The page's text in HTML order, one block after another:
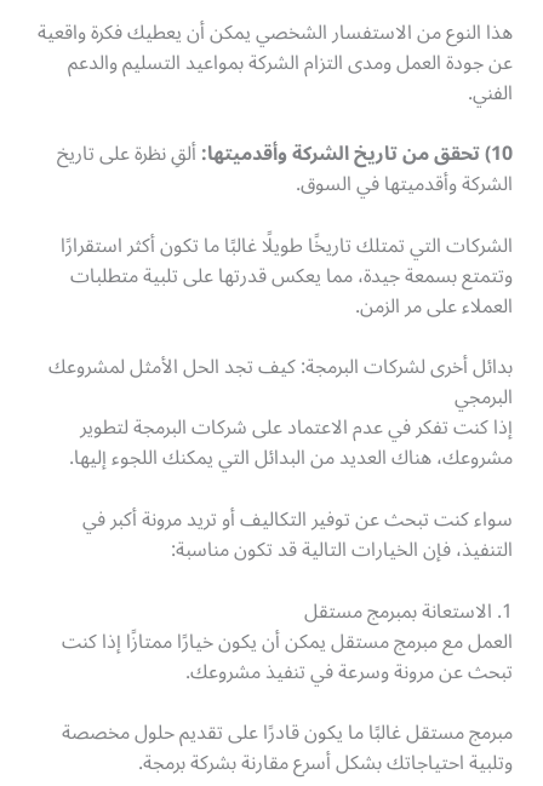
هذا النوع من الاستفسار الشخصي يمكن أن يعطيك فكرة واقعية
عن جودة العمل ومدى التزام الشركة بمواعيد التسليم والدعم
الفني.
10) تحقق من تاريخ الشركة وأقدميتها:
ألقِ نظرة على تاريخ
الشركة وأقدميتها في السوق.
الشركات التي تمتلك تاريخًا طويلًا غالبًا ما تكون أكثر استقرارًا
وتتمتع بسمعة جيدة، مما يعكس قدرتها على تلبية متطلبات
العملاء على مر الزمن.
بدائل أخرى لشركات البرمجة: كيف تجد الحل الأمثل لمشروعك
البرمجي
إذا كنت تفكر في عدم الاعتماد على شركات البرمجة لتطوير
مشروعك، هناك العديد من البدائل التي يمكنك اللجوء إليها.
سواء كنت تبحث عن توفير التكاليف أو تريد مرونة أكبر في
التنفيذ، فإن الخيارات التالية قد تكون مناسبة:
1. الاستعانة بمبرمج مستقل
العمل مع مبرمج مستقل يمكن أن يكون خيارًا ممتازًا إذا كنت
تبحث عن مرونة وسرعة في تنفيذ مشروعك.
مبرمج مستقل غالبًا ما يكون قادرًا على تقديم حلول مخصصة
وتلبية احتياجاتك بشكل أسرع مقارنة بشركة برمجة.